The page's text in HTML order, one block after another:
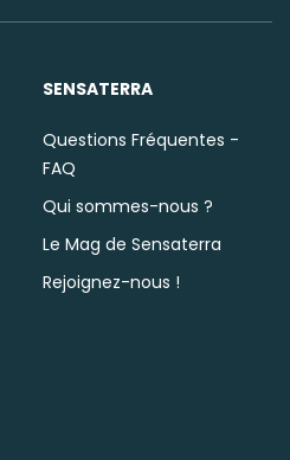
SENSATERRA
Questions Fréquentes -
FAQ
Qui sommes-nous ?
Le Mag de Sensaterra
Rejoignez-nous !